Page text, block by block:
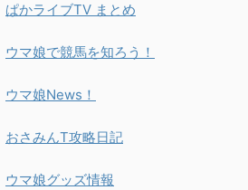
ぱかライブTV まとめ
ウマ娘で競馬を知ろう！
ウマ娘News！
おさみんT攻略日記
ウマ娘グッズ情報